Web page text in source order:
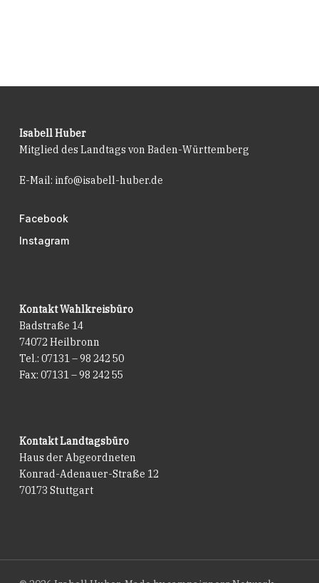
Isabell Huber
Mitglied des Landtags von Baden-Württemberg
E-Mail: info@isabell-huber.de
Facebook
Instagram
Kontakt Wahlkreisbüro
Badstraße 14
74072 Heilbronn
Tel.: 07131 – 98 242 50
Fax: 07131 – 98 242 55
Kontakt Landtagsbüro
Haus der Abgeordneten
Konrad-Adenauer-Straße 12
70173 Stuttgart